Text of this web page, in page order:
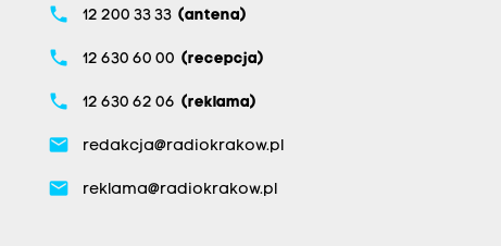
phone 12 200 33 33 (antena)
phone 12 630 60 00 (recepcja)
phone 12 630 62 06 (reklama)
email redakcja@radiokrakow.pl
email reklama@radiokrakow.pl